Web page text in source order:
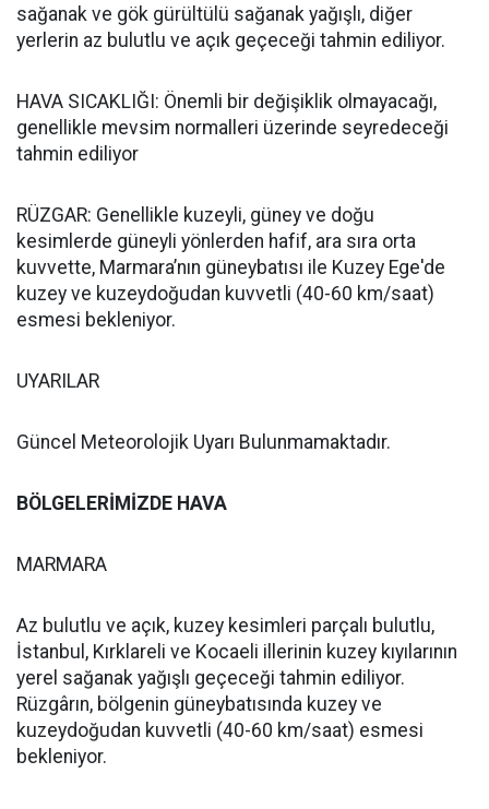
sağanak ve gök gürültülü sağanak yağışlı, diğer
yerlerin az bulutlu ve açık geçeceği tahmin ediliyor.
HAVA SICAKLIĞI: Önemli bir değişiklik olmayacağı,
genellikle mevsim normalleri üzerinde seyredeceği
tahmin ediliyor
RÜZGAR: Genellikle kuzeyli, güney ve doğu
kesimlerde güneyli yönlerden hafif, ara sıra orta
kuvvette, Marmara’nın güneybatısı ile Kuzey Ege'de
kuzey ve kuzeydoğudan kuvvetli (40-60 km/saat)
esmesi bekleniyor.
UYARILAR
Güncel Meteorolojik Uyarı Bulunmamaktadır.
BÖLGELERİMİZDE HAVA
MARMARA
Az bulutlu ve açık, kuzey kesimleri parçalı bulutlu,
İstanbul, Kırklareli ve Kocaeli illerinin kuzey kıyılarının
yerel sağanak yağışlı geçeceği tahmin ediliyor.
Rüzgârın, bölgenin güneybatısında kuzey ve
kuzeydoğudan kuvvetli (40-60 km/saat) esmesi
bekleniyor.